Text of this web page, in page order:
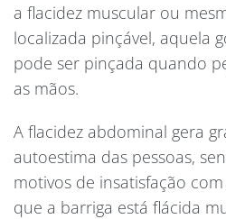
a flacidez muscular ou
localizada pinçável, aquela
pode ser pinçada quando
as mãos.
A flacidez abdominal gera
autoestima das pessoas,
motivos de insatisfação
que a barriga está flácida